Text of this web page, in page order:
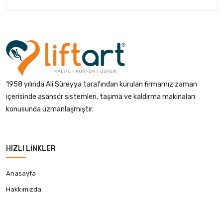
1958 yılında Ali Süreyya tarafından kurulan firmamız zaman
içerisinde asansör sistemleri, taşıma ve kaldırma makinaları
konusunda uzmanlaşmıştır.
HIZLI LINKLER
Anasayfa
Hakkımızda